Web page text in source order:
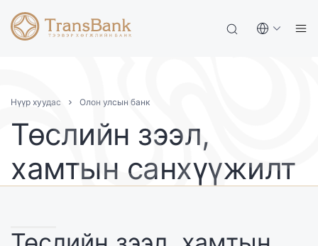
Нүүр хуудас Олон улсын банк
Төслийн зээл,
хамтын санхүүжилт